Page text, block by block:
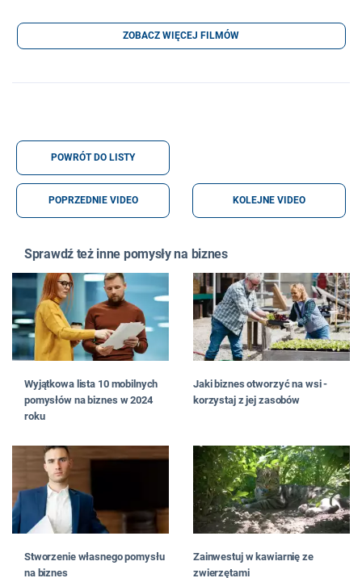
ZOBACZ WIĘCEJ FILMÓW
POWRÓT DO LISTY
POPRZEDNIE VIDEO KOLEJNE VIDEO
Sprawdź też inne pomysły na biznes
Wyjątkowa lista 10 mobilnych
pomysłów na biznes w 2024
roku
Jaki biznes otworzyć na wsi -
korzystaj z jej zasobów
Stworzenie własnego pomysłu
na biznes
Zainwestuj w kawiarnię ze
zwierzętami